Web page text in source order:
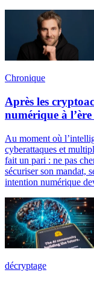
Chronique
Après les
numérique à
Au moment où
cyberattaques et
fait un pari : ne pas
sécuriser son mandat,
intention numérique
décryptage